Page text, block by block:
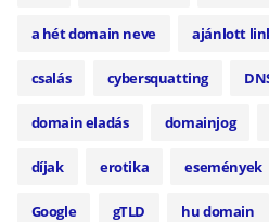
a hét domain neve ajánlott
csalás cybersquatting
domain eladás domainjog
díjak erotika események
Google gTLD hu domain